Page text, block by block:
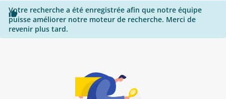

Votre recherche a été enregistrée afin que notre équipe
puisse améliorer notre moteur de recherche. Merci de
revenir plus tard.